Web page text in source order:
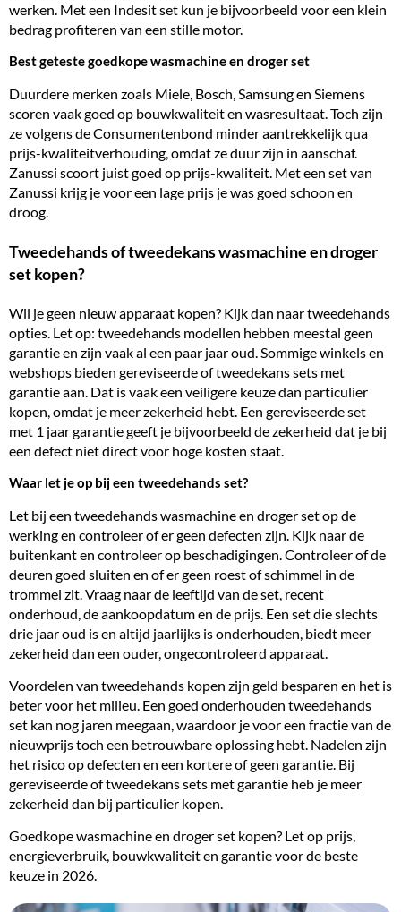
werken. Met een Indesit set kun je bijvoorbeeld voor een klein
bedrag profiteren van een stille motor.
Best geteste goedkope wasmachine en droger set
Duurdere merken zoals Miele, Bosch, Samsung en Siemens
scoren vaak goed op bouwkwaliteit en wasresultaat. Toch zijn
ze volgens de Consumentenbond minder aantrekkelijk qua
prijs-kwaliteitverhouding, omdat ze duur zijn in aanschaf.
Zanussi scoort juist goed op prijs-kwaliteit. Met een set van
Zanussi krijg je voor een lage prijs je was goed schoon en
droog.
Tweedehands of tweedekans wasmachine en droger
set kopen?
Wil je geen nieuw apparaat kopen? Kijk dan naar tweedehands
opties. Let op: tweedehands modellen hebben meestal geen
garantie en zijn vaak al een paar jaar oud. Sommige winkels en
webshops bieden gereviseerde of tweedekans sets met
garantie aan. Dat is vaak een veiligere keuze dan particulier
kopen, omdat je meer zekerheid hebt. Een gereviseerde set
met 1 jaar garantie geeft je bijvoorbeeld de zekerheid dat je bij
een defect niet direct voor hoge kosten staat.
Waar let je op bij een tweedehands set?
Let bij een tweedehands wasmachine en droger set op de
werking en controleer of er geen defecten zijn. Kijk naar de
buitenkant en controleer op beschadigingen. Controleer of de
deuren goed sluiten en of er geen roest of schimmel in de
trommel zit. Vraag naar de leeftijd van de set, recent
onderhoud, de aankoopdatum en de prijs. Een set die slechts
drie jaar oud is en altijd jaarlijks is onderhouden, biedt meer
zekerheid dan een ouder, ongecontroleerd apparaat.
Voordelen van tweedehands kopen zijn geld besparen en het is
beter voor het milieu. Een goed onderhouden tweedehands
set kan nog jaren meegaan, waardoor je voor een fractie van de
nieuwprijs toch een betrouwbare oplossing hebt. Nadelen zijn
het risico op defecten en een kortere of geen garantie. Bij
gereviseerde of tweedekans sets met garantie heb je meer
zekerheid dan bij particulier kopen.
Goedkope wasmachine en droger set kopen? Let op prijs,
energieverbruik, bouwkwaliteit en garantie voor de beste
keuze in 2026.